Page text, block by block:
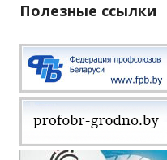
Полезные ссылки